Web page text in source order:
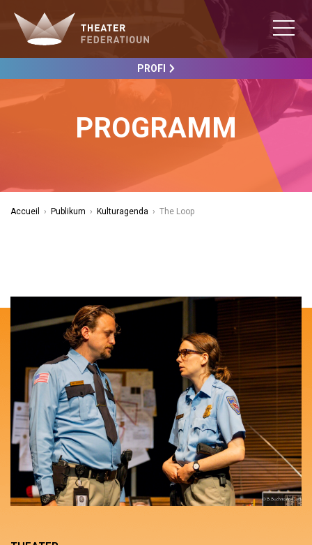
PROFI
PROGRAMM
Accueil › Publikum › Kulturagenda › The Loop